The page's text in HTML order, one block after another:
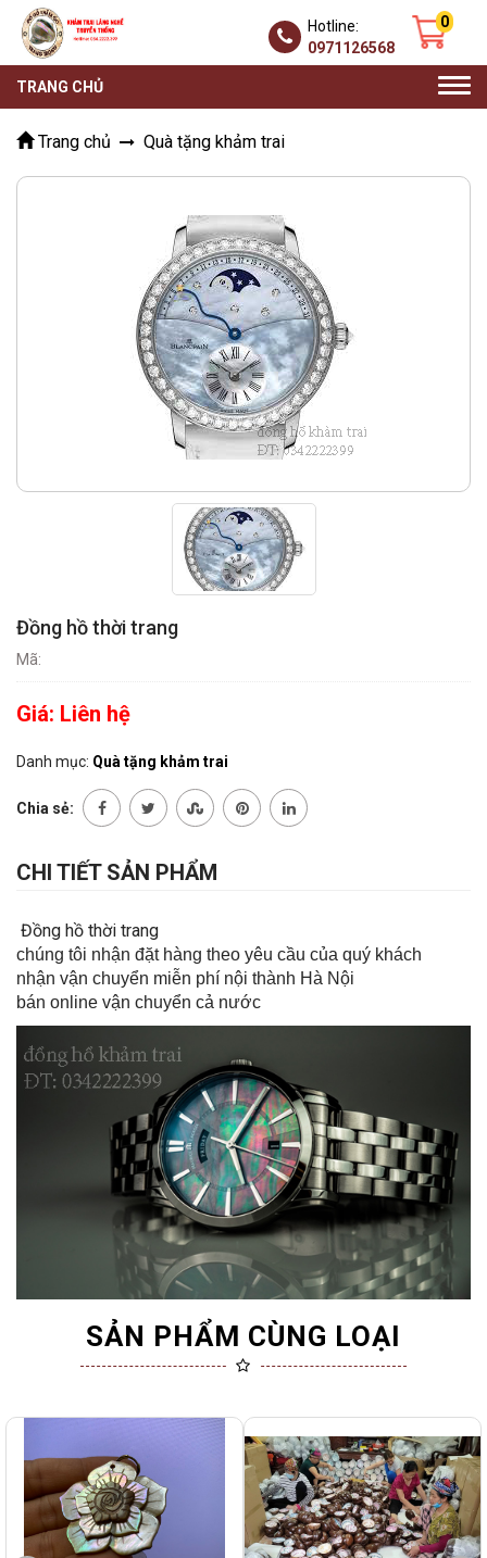
0
Hotline:
0971126568
TRANG CHỦ
Trang chủ Quà tặng khảm trai
Đồng hồ thời trang
Mã:
Giá: Liên hệ
Danh mục: Quà tặng khảm trai
Chia sẻ:
CHI TIẾT SẢN PHẨM
Đồng hồ thời trang
chúng tôi nhận đặt hàng theo yêu cầu của quý khách
nhận vận chuyển miễn phí nội thành Hà Nội
bán online vận chuyển cả nước
SẢN PHẨM CÙNG LOẠI